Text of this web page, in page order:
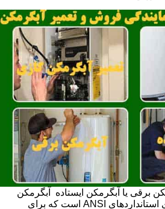
برقی یا آبگرمکن ایستاده ​ آبگرمکن
طراحی شده است که دارای استانداردهای ANSI است که برای